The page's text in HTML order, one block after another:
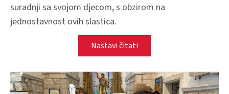
suradnji sa svojom djecom, s obzirom na
jednostavnost ovih slastica.
Nastavi čitati